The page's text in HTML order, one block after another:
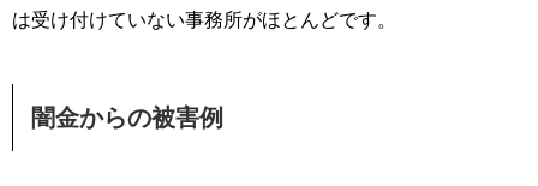
は受け付けていない事務所がほとんどです。
闇金からの被害例